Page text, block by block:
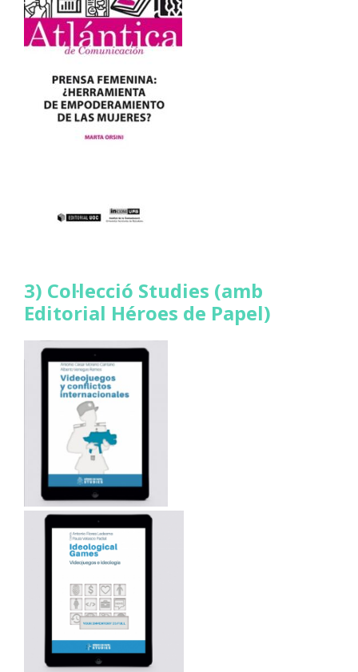
3) Col·lecció Studies (amb
Editorial Héroes de Papel)